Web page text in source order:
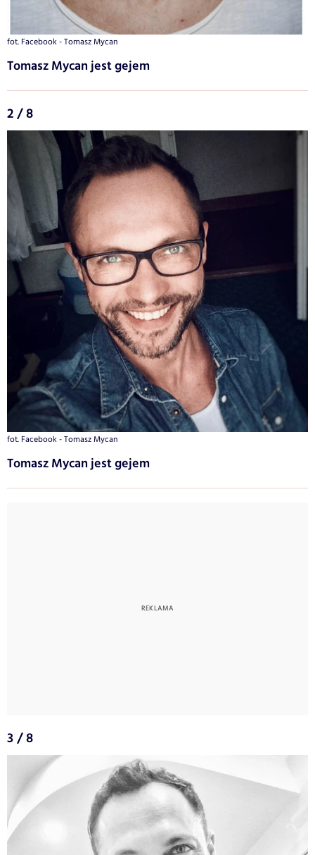
fot. Facebook - Tomasz Mycan
Tomasz Mycan jest gejem
2 / 8
fot. Facebook - Tomasz Mycan
Tomasz Mycan jest gejem
3 / 8